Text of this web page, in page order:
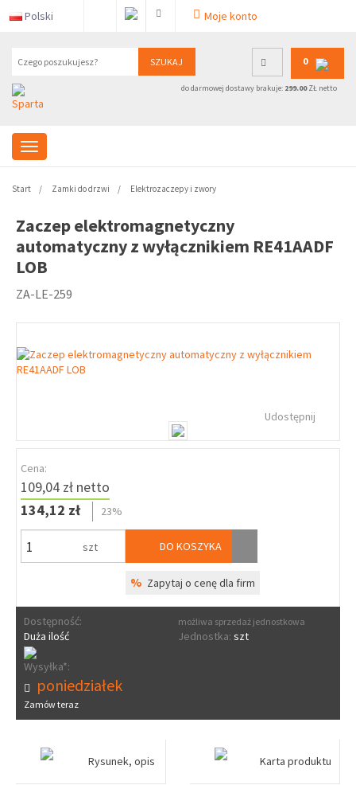
Polski Moje konto
SZUKAJ 0
do darmowej dostawy brakuje: 299.00ZŁ netto
Start Zamki do drzwi Elektrozaczepy i zwory
Zaczep elektromagnetyczny
automatyczny z wyłącznikiem RE41AADF
LOB
ZA-LE-259
Udostępnij
Cena:
109,04 zł netto
134,12 zł
23%
szt DO KOSZYKA
% Zapytaj o cenę dla firm
Dostępność:
Duża ilość
możliwa sprzedaż jednostkowa
Jednostka: szt
Wysyłka*:
poniedziałek
Zamów teraz
Rysunek, opis Karta produktu